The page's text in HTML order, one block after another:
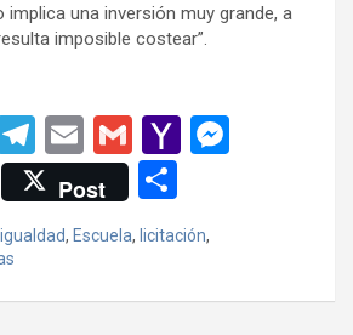
una inversión muy grande, a
imposible costear”.
T
el
e
gr
a
E
m
ail
G
m
ail
Y
o
o
g
Post
o
m
p
, Escuela, licitación,